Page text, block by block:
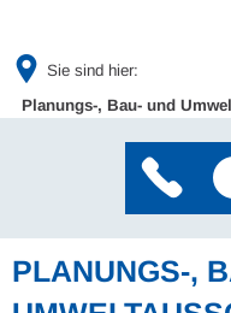
Sie sind hier:
Planungs-, Bau- und
PLANUNGS-,